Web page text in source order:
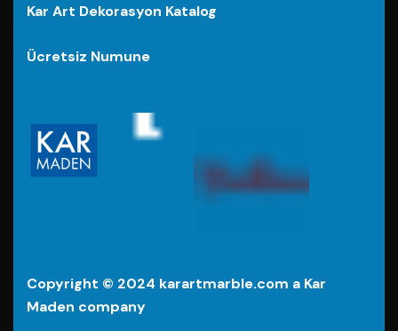
Kar Art Dekorasyon Katalog
Ücretsiz Numune
Copyright © 2024 karartmarble.com a Kar
Maden company